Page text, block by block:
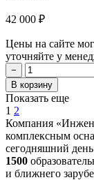
42 000 ₽
Цены на сайте
уточняйте у
−
В корзину
Показать еще
1 2
Компания
комплексным
сегодняшний
1500
и ближнего